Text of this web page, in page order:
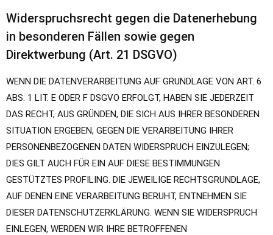
Widerspruchsrecht gegen die Datenerhebung
in besonderen Fällen sowie gegen
Direktwerbung (Art. 21 DSGVO)
WENN DIE DATENVERARBEITUNG AUF GRUNDLAGE VON ART. 6
ABS. 1 LIT. E ODER F DSGVO ERFOLGT, HABEN SIE JEDERZEIT
DAS RECHT, AUS GRÜNDEN, DIE SICH AUS IHRER BESONDEREN
SITUATION ERGEBEN, GEGEN DIE VERARBEITUNG IHRER
PERSONENBEZOGENEN DATEN WIDERSPRUCH EINZULEGEN;
DIES GILT AUCH FÜR EIN AUF DIESE BESTIMMUNGEN
GESTÜTZTES PROFILING. DIE JEWEILIGE RECHTSGRUNDLAGE,
AUF DENEN EINE VERARBEITUNG BERUHT, ENTNEHMEN SIE
DIESER DATENSCHUTZERKLÄRUNG. WENN SIE WIDERSPRUCH
EINLEGEN, WERDEN WIR IHRE BETROFFENEN